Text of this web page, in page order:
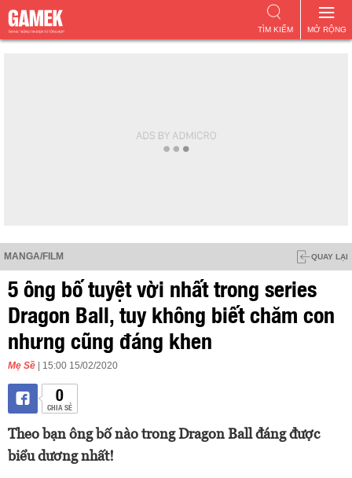
MỞ RỘNG
TÌM KIẾM
MANGA/FILM QUAY LẠI
5 ông bố tuyệt vời nhất trong series
Dragon Ball, tuy không biết chăm con
nhưng cũng đáng khen
Mẹ Sề | 15:00 15/02/2020
0
CHIA SẺ
Theo bạn ông bố nào trong Dragon Ball đáng được
biểu dương nhất!